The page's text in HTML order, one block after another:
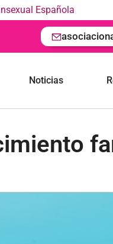
Española
Noticias